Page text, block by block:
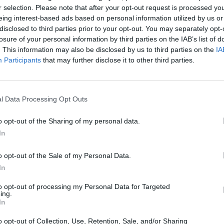
selection. Please note that after your opt-out request is processed
interest-based ads based on personal information utilized by us
to third parties prior to your opt-out. You may separately
of your personal information by third parties on the IAB’s list of
This information may also be disclosed by us to third parties on the
Participants that may further disclose it to other third parties.
Data Processing Opt Outs
opt-out of the Sharing of my personal data.
opt-out of the Sale of my Personal Data.
opt-out of processing my Personal Data for Targeted
opt-out of Collection, Use, Retention, Sale, and/or Sharing
τον λόγο από την Τασία
σκοτώνει την ουσία», είπε η Τασία Κανελλοπούλου
2024 12:48
της πρώτης έκθεσης ζωγραφικής του
Πήτερ Κατσίχτη
παρευρέθηκαν ο Δήμαρχος Σπάρτης, κ. Μιχαήλ
και ο Πρόεδρος του Δημοτικού Συμβουλίου